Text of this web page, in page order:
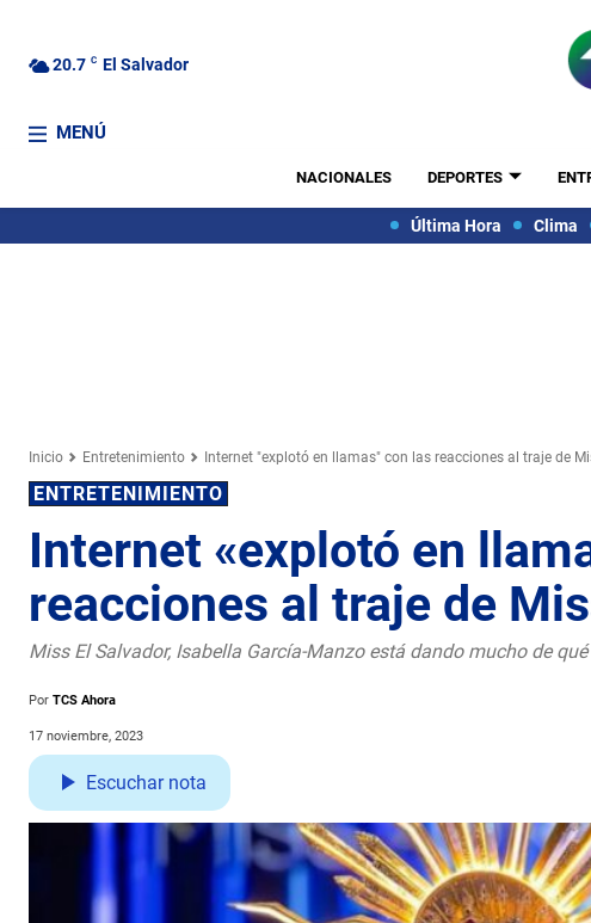
20.7 C El Salvador
MENÚ
NACIONALES DEPORTES
Última Hora Clima
Inicio Entretenimiento Internet "explotó en llamas" con las reacciones al traje de
ENTRETENIMIENTO
Internet «explotó en
reacciones al traje de
Miss El Salvador, Isabella García-Manzo está dando mucho de
Por TCS Ahora
17 noviembre, 2023
Escuchar nota